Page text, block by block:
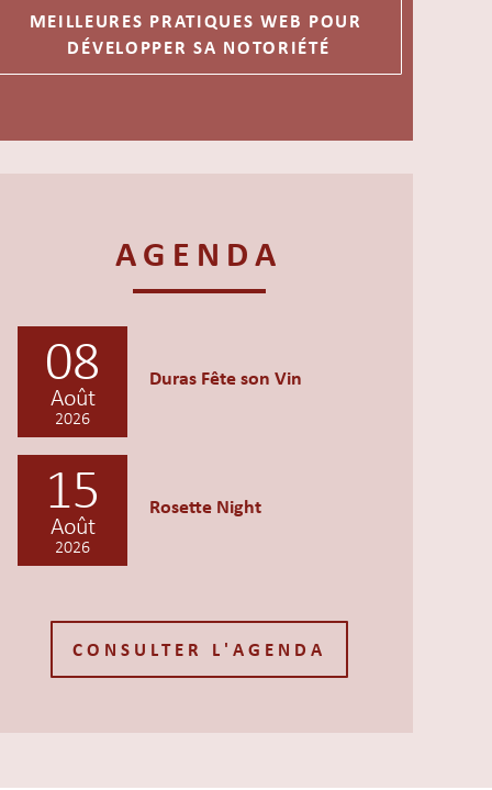
AGENDA
08
Août
2026
Duras Fête son Vin
15
Août
2026
Rosette Night